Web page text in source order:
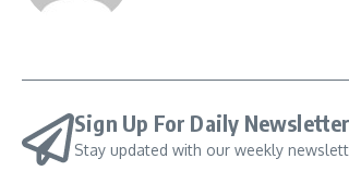
Sign Up For Daily Newsletter
Stay updated with our weekly